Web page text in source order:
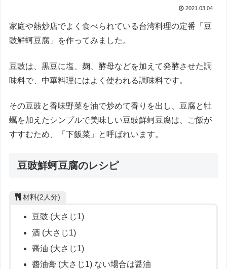
2021.03.04
家庭や熱炒店でよく食べられている台湾料理の定番「豆
豉鮮蚵豆腐」を作ってみました。
豆豉は、黒豆に塩、麹、酵母などを加えて発酵させた調
味料で、中華料理にはよく使われる調味料です。
その豆豉と香味野菜を油で炒めて香りを出し、豆腐と牡
蠣を加えたシンプルで美味しい豆豉鮮蚵豆腐は、ご飯が
すすむため、「下飯菜」と呼ばれいます。
豆豉鮮蚵豆腐のレシピ
材料(2人分)
豆豉 (大さじ1)
酒 (大さじ1)
醤油 (大さじ1)
醬油膏 (大さじ1) ない場合は醤油